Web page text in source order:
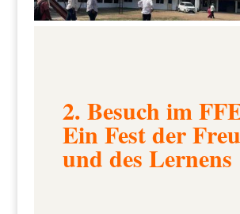
2. Besuch im
Ein Fest der
und des Lernens